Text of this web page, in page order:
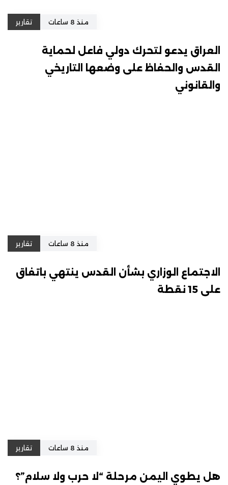
منذ 8 ساعات تقارير
العراق يدعو لتحرك دولي فاعل لحماية
القدس والحفاظ على وضعها التاريخي
والقانوني
منذ 8 ساعات تقارير
الاجتماع الوزاري بشأن القدس ينتهي باتفاق
على 15 نقطة
منذ 8 ساعات تقارير
هل يطوي اليمن مرحلة “لا حرب ولا سلام”؟